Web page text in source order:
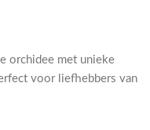
orchidee met unieke
voor liefhebbers van